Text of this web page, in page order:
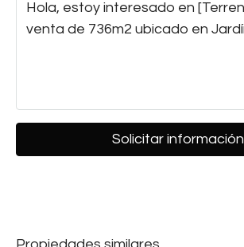
Solicitar información